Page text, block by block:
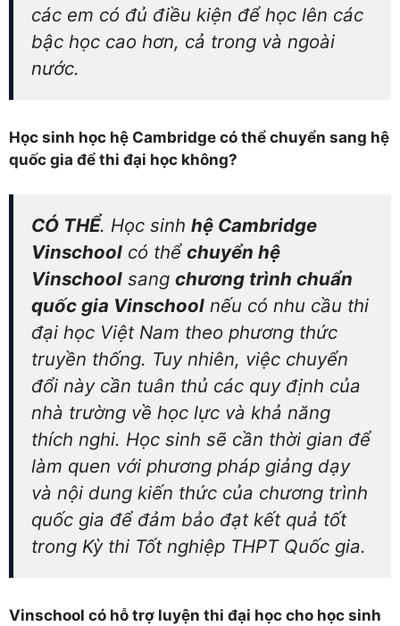
các em có đủ điều kiện để học lên các
bậc học cao hơn, cả trong và ngoài
nước.
Học sinh học hệ Cambridge có thể chuyển sang hệ
quốc gia để thi đại học không?
CÓ THỂ. Học sinh hệ Cambridge
Vinschool có thể chuyển hệ
Vinschool sang chương trình chuẩn
quốc gia Vinschool nếu có nhu cầu thi
đại học Việt Nam theo phương thức
truyền thống. Tuy nhiên, việc chuyển
đổi này cần tuân thủ các quy định của
nhà trường về học lực và khả năng
thích nghi. Học sinh sẽ cần thời gian để
làm quen với phương pháp giảng dạy
và nội dung kiến thức của chương trình
quốc gia để đảm bảo đạt kết quả tốt
trong Kỳ thi Tốt nghiệp THPT Quốc gia.
Vinschool có hỗ trợ luyện thi đại học cho học sinh